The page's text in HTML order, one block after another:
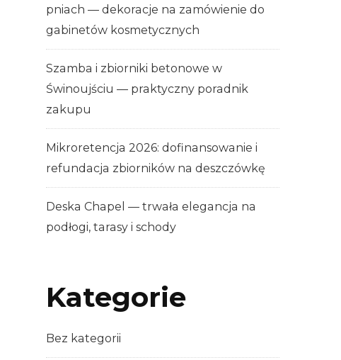
pniach — dekoracje na zamówienie do
gabinetów kosmetycznych
Szamba i zbiorniki betonowe w
Świnoujściu — praktyczny poradnik
zakupu
Mikroretencja 2026: dofinansowanie i
refundacja zbiorników na deszczówkę
Deska Chapel — trwała elegancja na
podłogi, tarasy i schody
Kategorie
Bez kategorii